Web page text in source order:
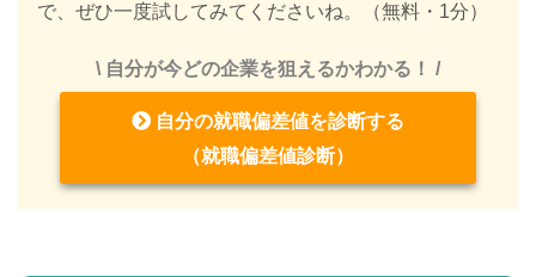
で、ぜひ一度試してみてくださいね。（無料・1分）
\ 自分が今どの企業を狙えるかわかる！ /
自分の就職偏差値を診断する
（就職偏差値診断）